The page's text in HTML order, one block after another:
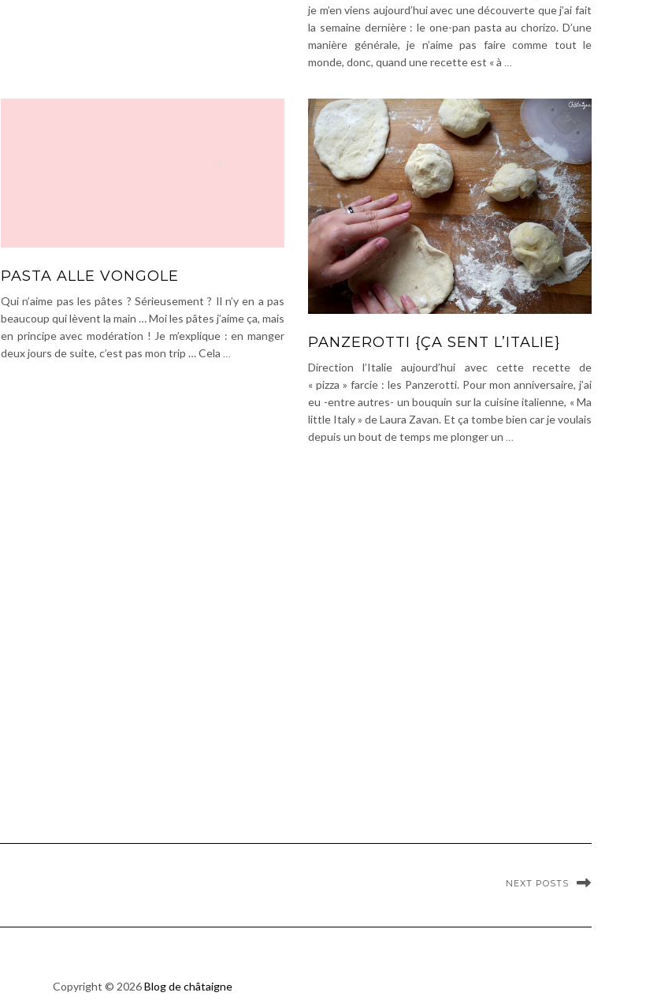
je m’en viens aujourd’hui avec une découverte que j’ai fait
la semaine dernière : le one-pan pasta au chorizo. D’une
manière générale, je n’aime pas faire comme tout le
monde, donc, quand une recette est « à …
PASTA ALLE VONGOLE
Qui n’aime pas les pâtes ? Sérieusement ? Il n’y en a pas
beaucoup qui lèvent la main … Moi les pâtes j’aime ça, mais
en principe avec modération ! Je m’explique : en manger
deux jours de suite, c’est pas mon trip … Cela …
PANZEROTTI {ÇA SENT L’ITALIE}
Direction l’Italie aujourd’hui avec cette recette de
« pizza » farcie : les Panzerotti. Pour mon anniversaire, j’ai
eu -entre autres- un bouquin sur la cuisine italienne, « Ma
little Italy » de Laura Zavan. Et ça tombe bien car je voulais
depuis un bout de temps me plonger un …
NEXT POSTS
Copyright © 2026Blog de châtaigne